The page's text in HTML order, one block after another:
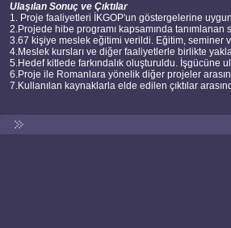
Ulaşılan Sonuç ve Çıktılar
1. Proje faaliyetleri İKGOP'un göstergelerine
2.Projede hibe programı kapsamında
3.67 kişiye meslek eğitimi verildi. Eğitim, seminer
4.Meslek kursları ve diğer faaliyetlerle birlikte
5.Hedef kitlede farkındalık oluşturuldu. İşgücüne
6.Proje ile Romanlara yönelik diğer projeler
7.Kullanılan kaynaklarla elde edilen çıktılar